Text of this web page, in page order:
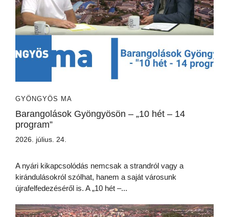
GYÖNGYÖS MA
Barangolások Gyöngyösön – „10 hét – 14
program”
2026. július. 24.
A nyári kikapcsolódás nemcsak a strandról vagy a
kirándulásokról szólhat, hanem a saját városunk
újrafelfedezéséről is. A „10 hét –...